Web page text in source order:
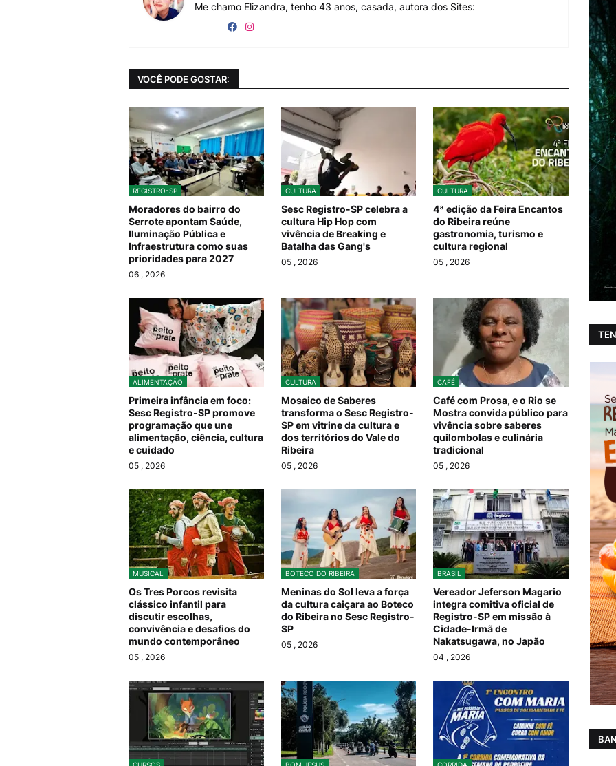
Me chamo Elizandra, tenho 43 anos, casada, autora dos Sites:
VOCÊ PODE GOSTAR:
REGISTRO-SP
Moradores do bairro do
Serrote apontam Saúde,
Iluminação Pública e
Infraestrutura como suas
prioridades para 2027
06 , 2026
CULTURA
Sesc Registro-SP celebra a
cultura Hip Hop com
vivência de Breaking e
Batalha das Gang's
05 , 2026
CULTURA
4ª edição da Feira Encantos
do Ribeira reúne
gastronomia, turismo e
cultura regional
05 , 2026
ALIMENTAÇÃO
Primeira infância em foco:
Sesc Registro-SP promove
programação que une
alimentação, ciência, cultura
e cuidado
05 , 2026
CULTURA
Mosaico de Saberes
transforma o Sesc Registro-
SP em vitrine da cultura e
dos territórios do Vale do
Ribeira
05 , 2026
CAFÉ
Café com Prosa, e o Rio se
Mostra convida público para
vivência sobre saberes
quilombolas e culinária
tradicional
05 , 2026
MUSICAL
Os Tres Porcos revisita
clássico infantil para
discutir escolhas,
convivência e desafios do
mundo contemporâneo
05 , 2026
BOTECO DO RIBEIRA
Meninas do Sol leva a força
da cultura caiçara ao Boteco
do Ribeira no Sesc Registro-
SP
05 , 2026
BRASIL
Vereador Jeferson Magario
integra comitiva oficial de
Registro-SP em missão à
Cidade-Irmã de
Nakatsugawa, no Japão
04 , 2026